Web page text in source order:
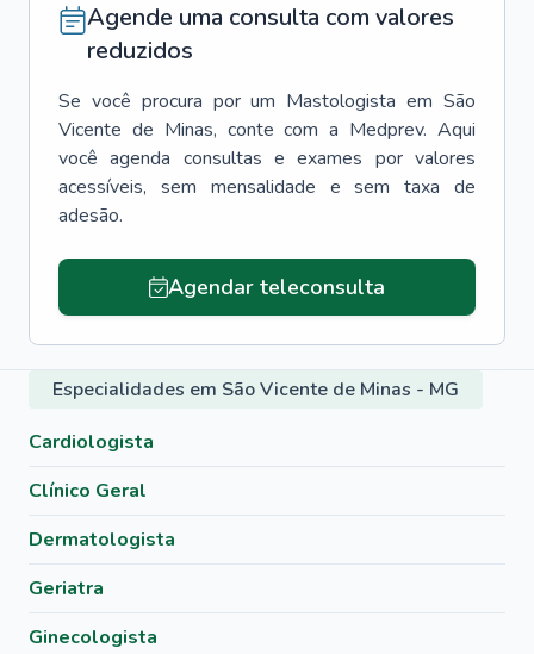
Agende uma consulta com valores
reduzidos
Se você procura por um Mastologista em São
Vicente de Minas, conte com a Medprev. Aqui
você agenda consultas e exames por valores
acessíveis, sem mensalidade e sem taxa de
adesão.
Agendar teleconsulta
Especialidades em São Vicente de Minas - MG
Cardiologista
Clínico Geral
Dermatologista
Geriatra
Ginecologista